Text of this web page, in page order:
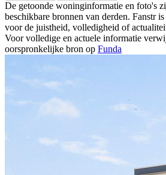
De getoonde woninginformatie en foto's
beschikbare bronnen van derden. Fanstr
voor de juistheid, volledigheid of
Voor volledige en actuele informatie
oorspronkelijke bron op Funda